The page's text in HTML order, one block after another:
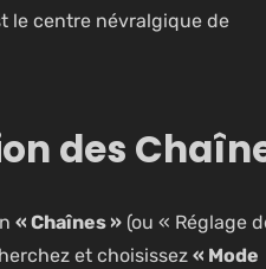
le centre névralgique de
des
« Chaînes » (ou « Réglage
et choisissez « Mode